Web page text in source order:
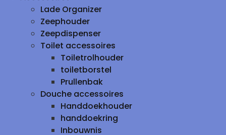
Lade Organizer
Zeephouder
Zeepdispenser
Toilet accessoires
Toiletrolhouder
toiletborstel
Prullenbak
Douche accessoires
Handdoekhouder
handdoekring
Inbouwnis